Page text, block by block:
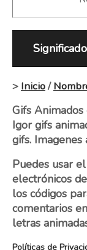
> Inicio/
Gifs
Igor gifs
gifs. Imagenes
Puedes usar
electrónicos
los códigos
comentarios
letras
Políticas de